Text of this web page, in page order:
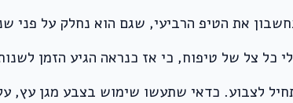
יש להביא בחשבון את הטיפ הרביעי, שגם הוא נחלק
כל צל של טיפוח, כי אז כנראה הגיע הזמן
לצבוע. כדאי שתעשו שימוש בצבע מגן עץ,